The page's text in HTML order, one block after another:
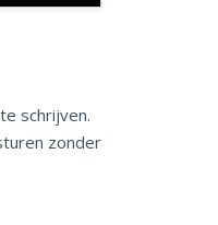
schrijven.
zonder